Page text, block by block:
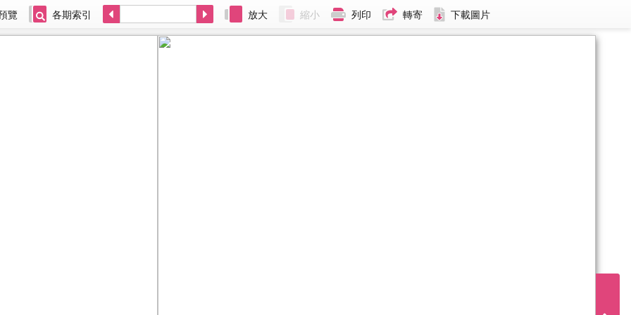
覽 各期索引 放大 縮小 列印 轉寄 下載圖片